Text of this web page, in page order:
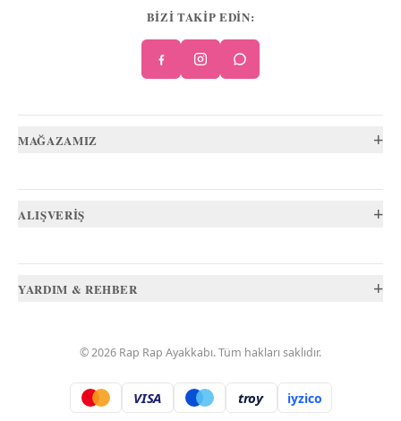
BİZİ TAKİP EDİN:
MAĞAZAMIZ +
ALIŞVERİŞ +
YARDIM & REHBER +
©2026 Rap Rap Ayakkabı. Tüm hakları saklıdır.
VISA troy. iyzico